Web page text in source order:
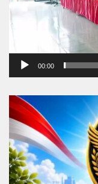
00:00